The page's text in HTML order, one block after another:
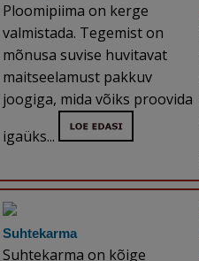
Ploomipiima on kerge
valmistada. Tegemist on
mõnusa suvise huvitavat
maitseelamust pakkuv
joogiga, mida võiks proovida
igaüks...
Suhtekarma
Suhtekarma on kõige